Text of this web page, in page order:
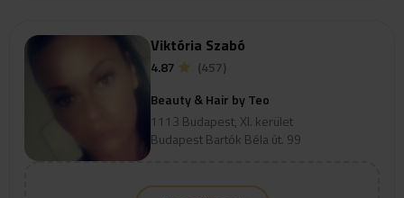
Viktória Szabó
4.87
(457)
Beauty & Hair by Teo
1113 Budapest, XI. kerület
Budapest Bartók Béla út. 99